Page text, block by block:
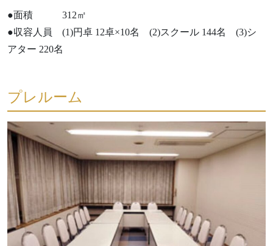
●面積 312㎡
●収容人員 (1)円卓 12卓×10名 (2)スクール 144名 (3)シ
アター 220名
プレルーム